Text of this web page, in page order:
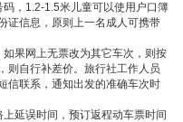
，1.2-1.5米儿童可以使用户口簿
证信息，原则上一名成人可携带
果网上无票改为其它车次，则按
则自行补差价。旅行社工作人员
信联系，通知出发的准确车次时
延误时间，预订返程动车票时间